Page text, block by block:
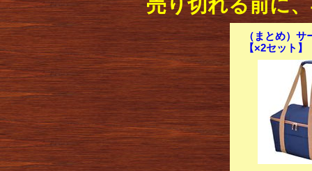
売り切れる前に
（まとめ）
【×2セット】